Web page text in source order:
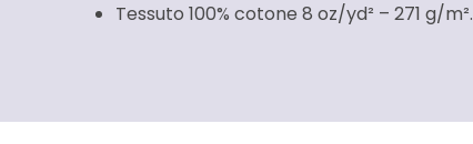
Tessuto 100% cotone 8 oz/yd² – 271 g/m².